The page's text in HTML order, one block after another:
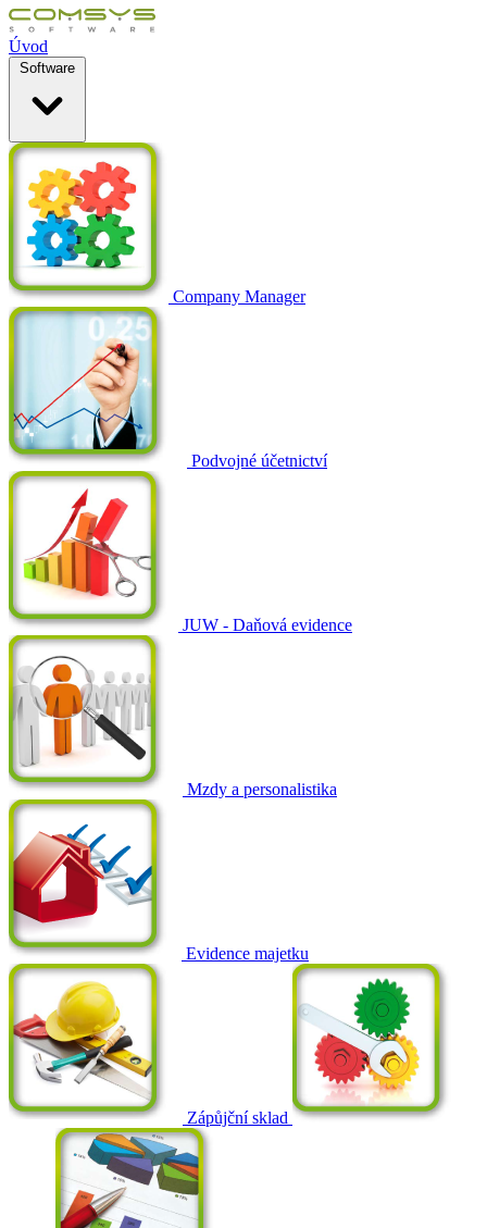
Úvod
Software
Company Manager
Podvojné účetnictví
JUW - Daňová evidence
Mzdy a personalistika
Evidence majetku
Zápůjční sklad